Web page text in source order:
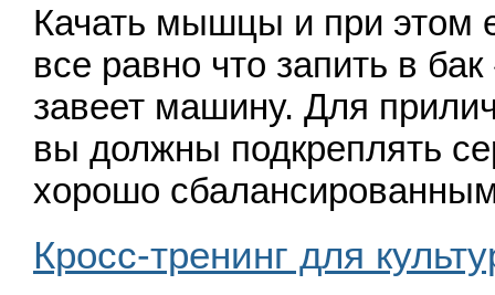
Качать мышцы и при этом
все равно что запить в бак
завеет машину. Для
вы должны подкреплять
хорошо
Кросс-тренинг для